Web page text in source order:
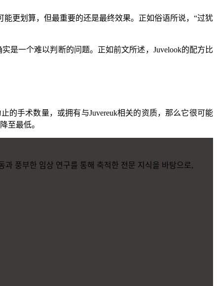
更划算，但最重要的还是最终效果。正如俗语所说，“过犹
是一个难以判断的问题。正如前文所述，Juvelook的配方比
的手术数量，或拥有与Juvereuk相关的资质，那么它很可能
至最低。